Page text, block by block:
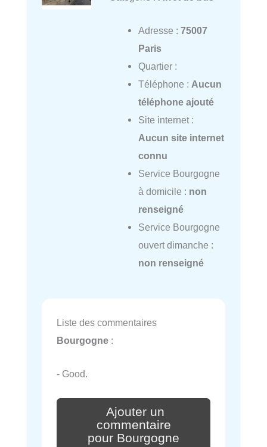
Adresse : 75007
Paris
Quartier :
Téléphone : Aucun
téléphone ajouté
Site internet :
Aucun site internet
connu
Service Bourgogne
à domicile : non
renseigné
Service Bourgogne
ouvert dimanche :
non renseigné
Liste des commentaires
Bourgogne :
- Good.
Ajouter un
commentaire
pour Bourgogne